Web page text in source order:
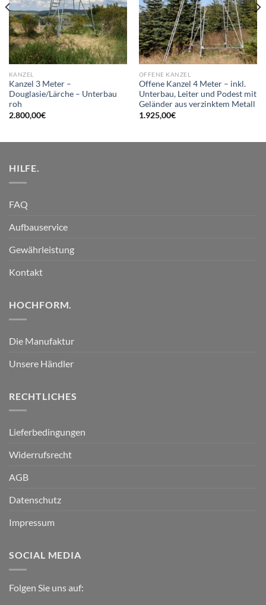
KANZEL
Kanzel 3 Meter –
Douglasie/Lärche – Unterbau
roh
2.800,00€
OFFENE KANZEL
Offene Kanzel 4 Meter – inkl.
Unterbau, Leiter und Podest mit
Geländer aus verzinktem Metall
1.925,00€
HILFE.
FAQ
Aufbauservice
Gewährleistung
Kontakt
HOCHFORM.
Die Manufaktur
Unsere Händler
RECHTLICHES
Lieferbedingungen
Widerrufsrecht
AGB
Datenschutz
Impressum
SOCIAL MEDIA
Folgen Sie uns auf: